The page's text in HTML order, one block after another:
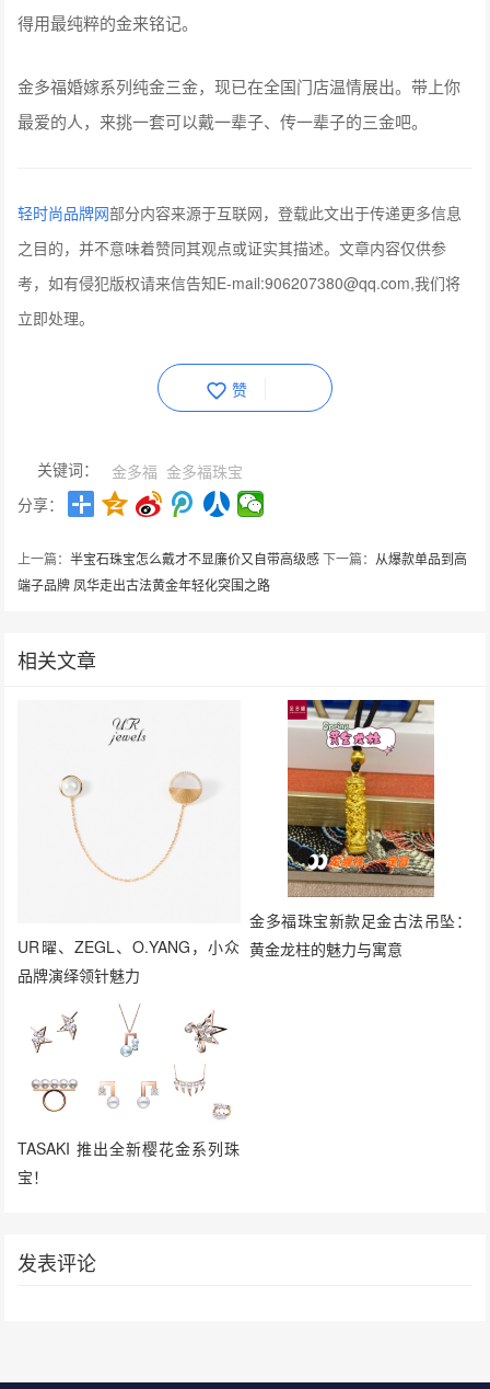
得用最纯粹的金来铭记。
金多福婚嫁系列纯金三金，现已在全国门店温情展出。带上你
最爱的人，来挑一套可以戴一辈子、传一辈子的三金吧。
轻时尚品牌网部分内容来源于互联网，登载此文出于传递更多信息
之目的，并不意味着赞同其观点或证实其描述。文章内容仅供参
考，如有侵犯版权请来信告知E-mail:906207380@qq.com,我们将
立即处理。
赞
关键词： 金多福 金多福珠宝
分享：
上一篇：半宝石珠宝怎么戴才不显廉价又自带高级感下一篇： 从爆款单品到高
端子品牌 凤华走出古法黄金年轻化突围之路
相关文章
UR曜、ZEGL、O.YANG，小众
品牌演绎领针魅力
金多福珠宝新款足金古法吊坠：
黄金龙柱的魅力与寓意
TASAKI 推出全新樱花金系列珠
宝！
发表评论